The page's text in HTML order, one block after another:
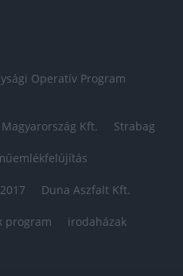
Operatív Program
Kft. Strabag
Duna Aszfalt Kft.
program irodaházak